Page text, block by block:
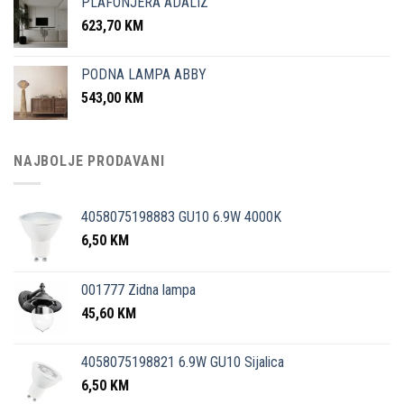
623,70 KM
PODNA LAMPA ABBY
543,00 KM
NAJBOLJE PRODAVANI
4058075198883 GU10 6.9W 4000K
6,50 KM
001777 Zidna lampa
45,60 KM
4058075198821 6.9W GU10 Sijalica
6,50 KM